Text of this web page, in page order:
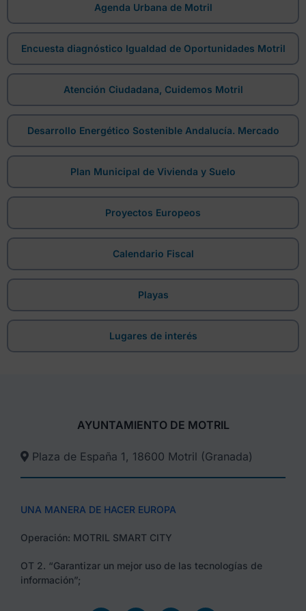
Agenda Urbana de Motril
Encuesta diagnóstico Igualdad de Oportunidades Motril
Atención Ciudadana, Cuidemos Motril
Desarrollo Energético Sostenible Andalucía. Mercado
Plan Municipal de Vivienda y Suelo
Proyectos Europeos
Calendario Fiscal
Playas
Lugares de interés
AYUNTAMIENTO DE MOTRIL
Plaza de España 1, 18600 Motril (Granada)​
UNA MANERA DE HACER EUROPA
Operación: MOTRIL SMART CITY
OT 2. “Garantizar un mejor uso de las tecnologías de
información”;